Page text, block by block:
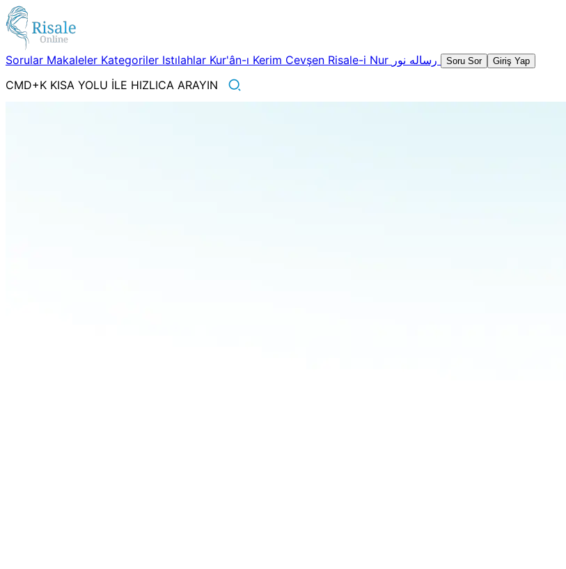
Sorular Makaleler Kategoriler Istılahlar Kur'ân-ı Kerim Cevşen Risale-i Nur Soru Sor Giriş Yap
CMD+K KISA YOLU İLE HIZLICA ARAYIN